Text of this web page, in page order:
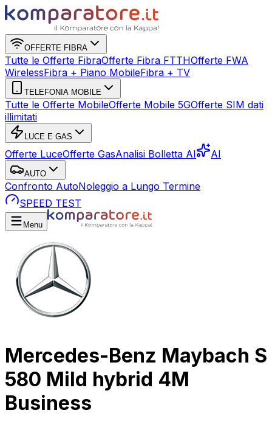
OFFERTE FIBRA
Tutte le Offerte FibraOfferte Fibra FTTHOfferte FWA
WirelessFibra + Piano MobileFibra + TV
TELEFONIA MOBILE
Tutte le Offerte MobileOfferte Mobile 5GOfferte SIM dati
illimitati
LUCE E GAS
Offerte LuceOfferte GasAnalisi Bolletta AI AI
AUTO
Confronto AutoNoleggio a Lungo Termine
SPEED TEST
Menu
Mercedes-Benz Maybach S
580 Mild hybrid 4M
Business